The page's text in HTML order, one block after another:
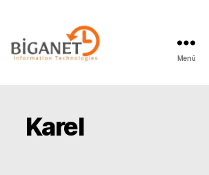
Menü
Karel